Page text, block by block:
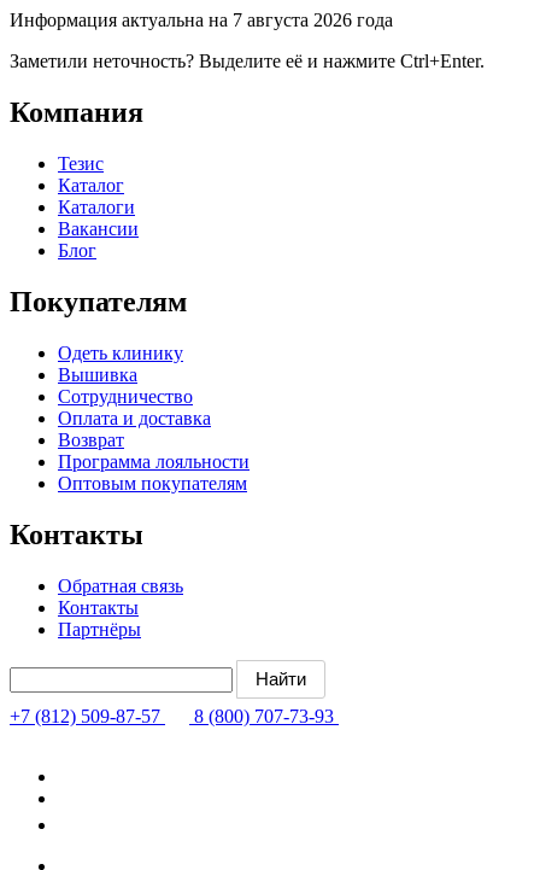
Информация актуальна на 7 августа 2026 года
Заметили неточность? Выделите её и нажмите Ctrl+Enter.
Компания
Тезис
Каталог
Каталоги
Вакансии
Блог
Покупателям
Одеть клинику
Вышивка
Сотрудничество
Оплата и доставка
Возврат
Программа лояльности
Оптовым покупателям
Контакты
Обратная связь
Контакты
Партнёры
+7 (812) 509-87-57 8 (800) 707-73-93